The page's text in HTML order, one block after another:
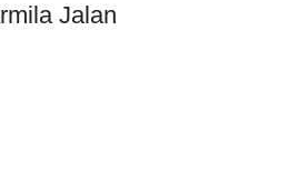
Jalan